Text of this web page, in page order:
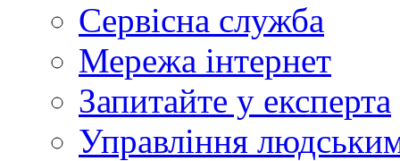
Сервісна служба
Мережа інтернет
Запитайте у експерта
Управління